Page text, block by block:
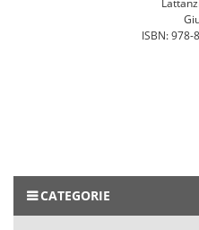
ISBN:
CATEGORIE